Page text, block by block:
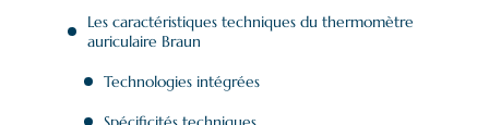
Les caractéristiques techniques du thermomètre
auriculaire Braun
Technologies intégrées